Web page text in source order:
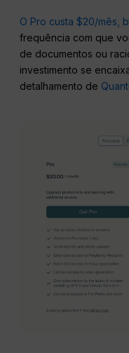
O Pro custa $20/mês, b
frequência com que
de documentos ou
investimento se
detalhamento de